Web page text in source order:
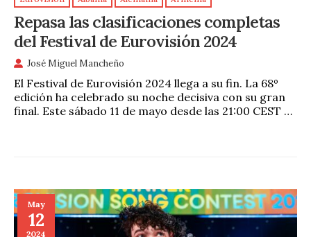
Repasa las clasificaciones completas
del Festival de Eurovisión 2024
José Miguel Mancheño
El Festival de Eurovisión 2024 llega a su fin. La 68º
edición ha celebrado su noche decisiva con su gran
final. Este sábado 11 de mayo desde las 21:00 CEST …
May
12
2024